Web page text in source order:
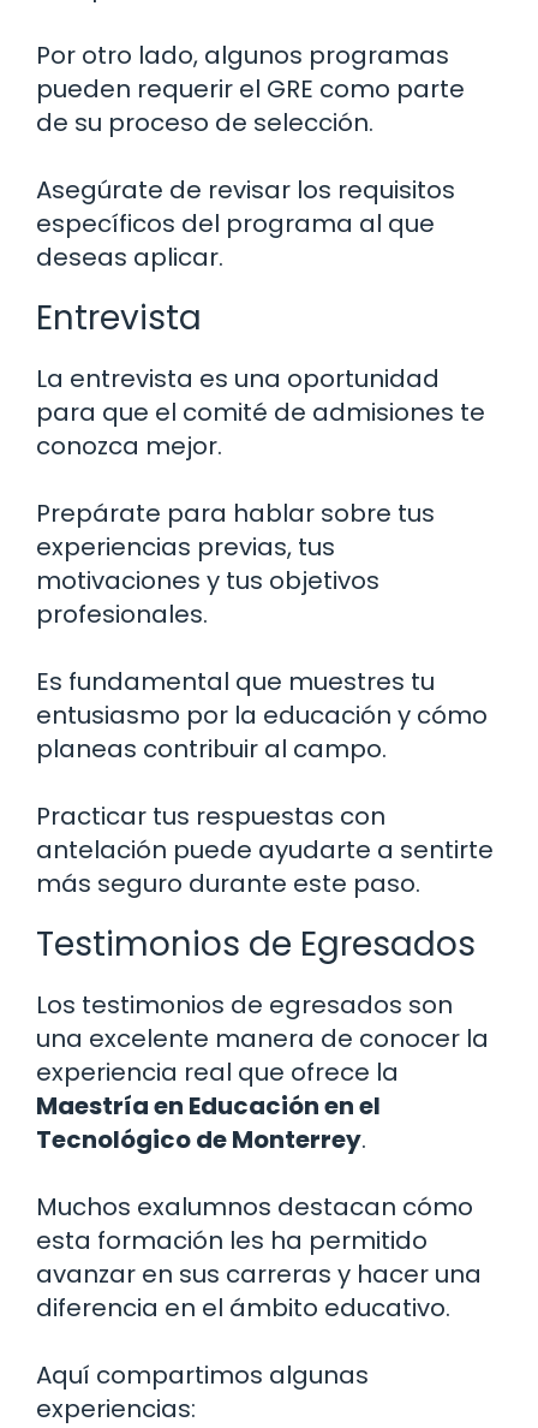
Por otro lado, algunos programas
pueden requerir el GRE como parte
de su proceso de selección.
Asegúrate de revisar los requisitos
específicos del programa al que
deseas aplicar.
Entrevista
La entrevista es una oportunidad
para que el comité de admisiones te
conozca mejor.
Prepárate para hablar sobre tus
experiencias previas, tus
motivaciones y tus objetivos
profesionales.
Es fundamental que muestres tu
entusiasmo por la educación y cómo
planeas contribuir al campo.
Practicar tus respuestas con
antelación puede ayudarte a sentirte
más seguro durante este paso.
Testimonios de Egresados
Los testimonios de egresados son
una excelente manera de conocer la
experiencia real que ofrece la
Maestría en Educación en el
Tecnológico de Monterrey.
Muchos exalumnos destacan cómo
esta formación les ha permitido
avanzar en sus carreras y hacer una
diferencia en el ámbito educativo.
Aquí compartimos algunas
experiencias: